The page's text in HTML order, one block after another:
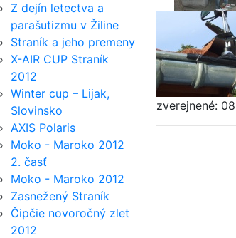
zverejnené:
Z dejín letectva a
parašutizmu v Žiline
Straník a jeho premeny
X-AIR CUP Straník
2012
Winter cup – Lijak,
Slovinsko
AXIS Polaris
Moko - Maroko 2012
2. časť
Moko - Maroko 2012
Zasnežený Straník
Čipčie novoročný zlet
2012